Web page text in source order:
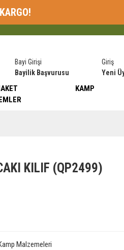
Bayi Girişi
Bayilik Başvurusu
Giriş
Yeni
KAMP
KILIF (QP2499)
Malzemeleri